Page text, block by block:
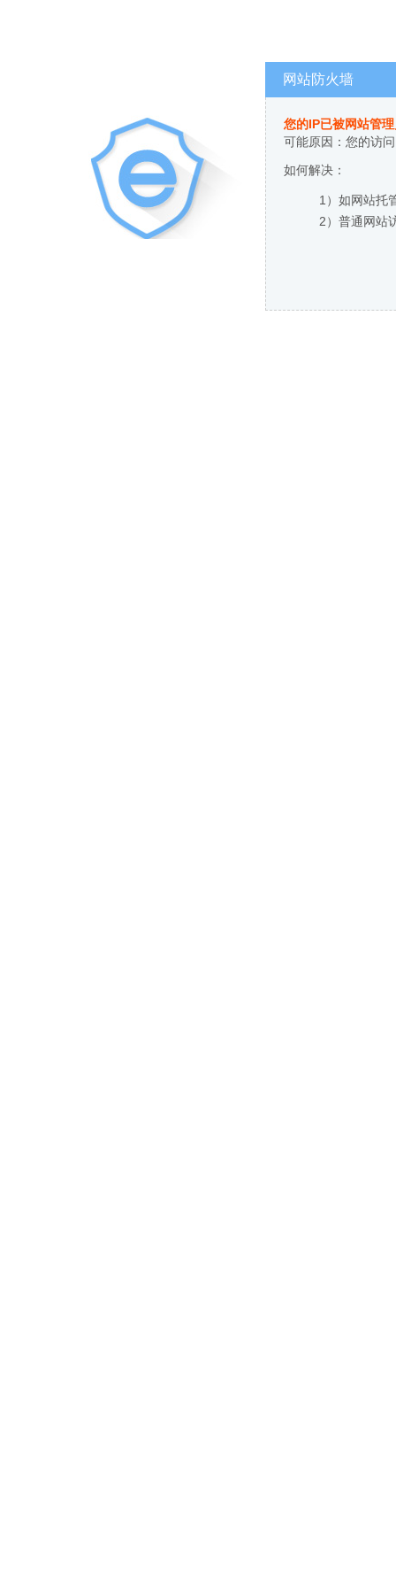
网站防火墙
您的IP已被网站管
可能原因：您的访
如何解决：
1）如网站托
2）普通网站